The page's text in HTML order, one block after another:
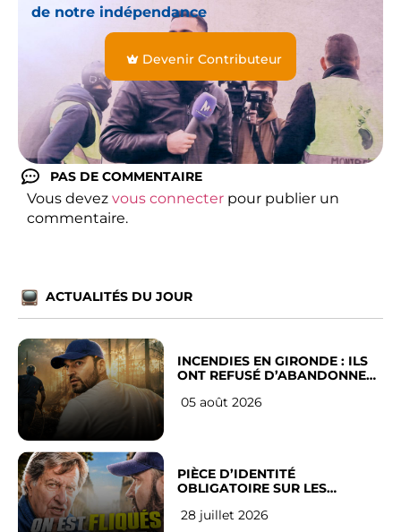
de notre indépendance
Devenir Contributeur
PAS DE COMMENTAIRE
Vous devez vous connecter pour publier un
commentaire.
ACTUALITÉS DU JOUR
INCENDIES EN GIRONDE : ILS
ONT REFUSÉ D’ABANDONNER
05 août 2026
PIÈCE D’IDENTITÉ
OBLIGATOIRE SUR LES
Français
28 juillet 2026